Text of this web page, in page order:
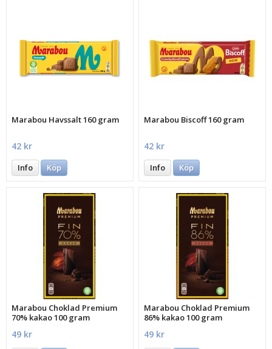
Marabou Havssalt 160 gram
42 kr
Info Köp
Marabou Biscoff 160 gram
42 kr
Info Köp
Marabou Choklad Premium
70% kakao 100 gram
49 kr
Marabou Choklad Premium
86% kakao 100 gram
49 kr